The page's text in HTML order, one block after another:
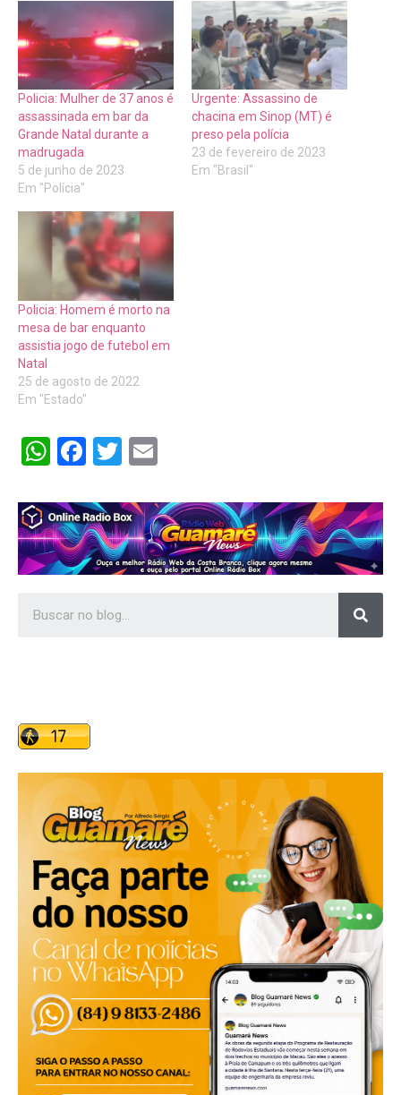
Policia: Mulher de 37 anos é
assassinada em bar da
Grande Natal durante a
madrugada
5 de junho de 2023
Em "Polícia"
Urgente: Assassino de
chacina em Sinop (MT) é
preso pela polícia
23 de fevereiro de 2023
Em "Brasil"
Policia: Homem é morto na
mesa de bar enquanto
assistia jogo de futebol em
Natal
25 de agosto de 2022
Em "Estado"
WhatsApp
Facebook
Twitter